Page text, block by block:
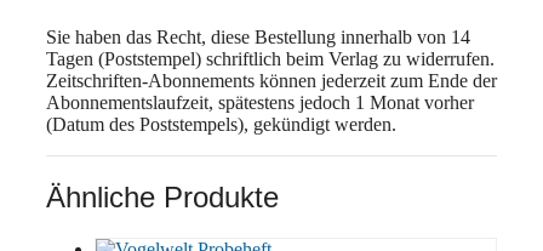
Sie haben das Recht, diese Bestellung innerhalb von 14
Tagen (Poststempel) schriftlich beim Verlag zu widerrufen.
Zeitschriften-Abonnements können jederzeit zum Ende der
Abonnementslaufzeit, spätestens jedoch 1 Monat vorher
(Datum des Poststempels), gekündigt werden.
Ähnliche Produkte